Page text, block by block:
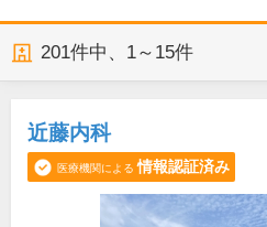
201件中、 1～15件
近藤内科
医療機関による 情報認証済み